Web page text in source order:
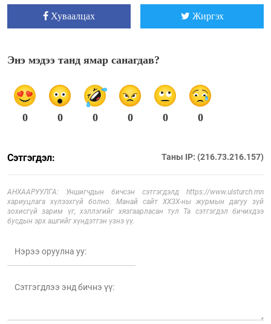
Хуваалцах Жиргэх
Энэ мэдээ танд ямар санагдав?
0 0 0 0 0 0
Сэтгэгдэл: Таны IP: (216.73.216.157)
АНХААРУУЛГА: Уншигчдын бичсэн сэтгэгдэлд https://www.ulsturch.mn
хариуцлага хүлээхгүй болно. Манай сайт ХХЗХ-ны журмын дагуу зүй
зохисгүй зарим үг, хэллэгийг хязгаарласан тул Та сэтгэгдэл бичихдээ
бусдын эрх ашгийг хүндэтгэн үзнэ үү.